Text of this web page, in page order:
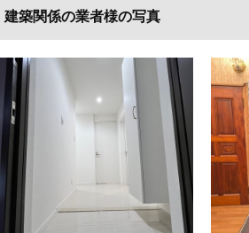
建築関係の業者様の写真